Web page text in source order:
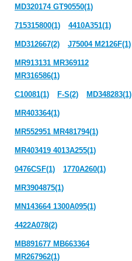
MD320174 GT90550(1)
715315800(1) 4410A351(1)
MD312667(2) J75004 M2126F(1)
MR913131 MR369112
MR316586(1)
C10081(1) F-S(2) MD348283(1)
MR403364(1)
MR552951 MR481794(1)
MR403419 4013A255(1)
0476CSF(1) 1770A260(1)
MR3904875(1)
MN143664 1300A095(1)
4422A078(2)
MB891677 MB663364
MR267962(1)